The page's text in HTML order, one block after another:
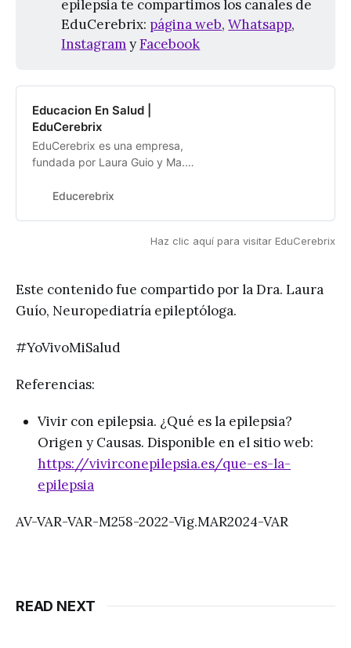
epilepsia te compartimos los canales de
EduCerebrix: página web,Whatsapp,
InstagramyFacebook
Educacion En Salud |
EduCerebrix
EduCerebrix es una empresa,
fundada por Laura Guio y Ma.
médicos y de educacion
Educerebrix
Haz clic aquí para visitar EduCerebrix
Este contenido fue compartido por la Dra. Laura
Guío, Neuropediatría epileptóloga.
#YoVivoMiSalud
Referencias:
Vivir con epilepsia. ¿Qué es la epilepsia?
Origen y Causas. Disponible en el sitio web:
https://vivirconepilepsia.es/que-es-la-
epilepsia
AV-VAR-VAR-M258-2022-Vig.MAR2024-VAR
READ NEXT